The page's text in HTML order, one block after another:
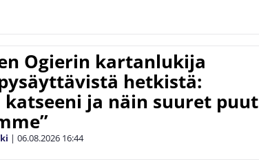
Ogierin kartanlukija
hetkistä:
katseeni ja näin suuret puut
| 06.08.2026 16:44